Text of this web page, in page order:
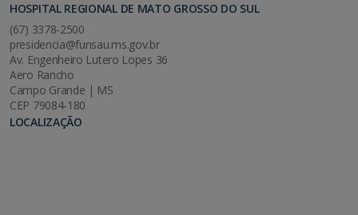
HOSPITAL REGIONAL DE MATO GROSSO DO SUL
(67) 3378-2500
presidencia@funsau.ms.gov.br
Av. Engenheiro Lutero Lopes 36
Aero Rancho
Campo Grande | MS
CEP 79084-180
LOCALIZAÇÃO